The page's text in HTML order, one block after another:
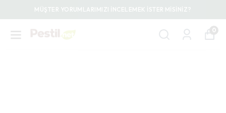
MÜŞTER YORUMLARIMIZI İNCELEMEK İSTER MİSİNİZ?
0